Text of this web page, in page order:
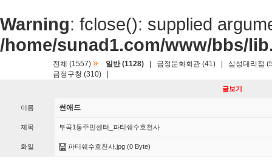
Warning: fclose(): supplied
/home/sunad1.com/www/bbs/
전체 (1557) » 일반 (1128) 금정문화회관 (41)
삼성대리점
금정구청 (310)
글보기
이름 썬애드
제목 부곡1동주민센터_파티쉐수호천사
화일 파티쉐수호천사.jpg (0 Byte)